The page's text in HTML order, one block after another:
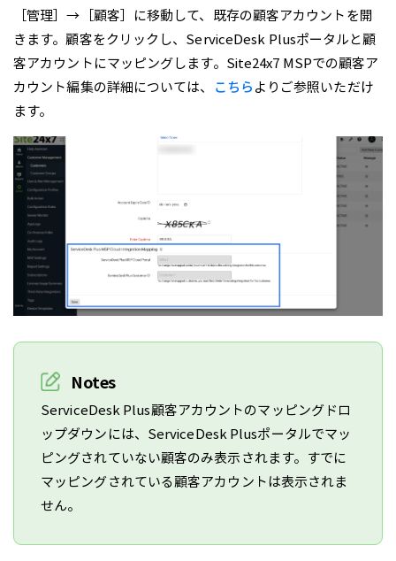
［管理］→［顧客］に移動して、既存の顧客アカウントを開
きます。顧客をクリックし、ServiceDesk Plusポータルと顧
客アカウントにマッピングします。Site24x7 MSPでの顧客ア
カウント編集の詳細については、 こちらよりご参照いただけ
ます。
Notes
ServiceDesk Plus顧客アカウントのマッピングドロ
ップダウンには、ServiceDesk Plusポータルでマッ
ピングされていない顧客のみ表示されます。すでに
マッピングされている顧客アカウントは表示されま
せん。